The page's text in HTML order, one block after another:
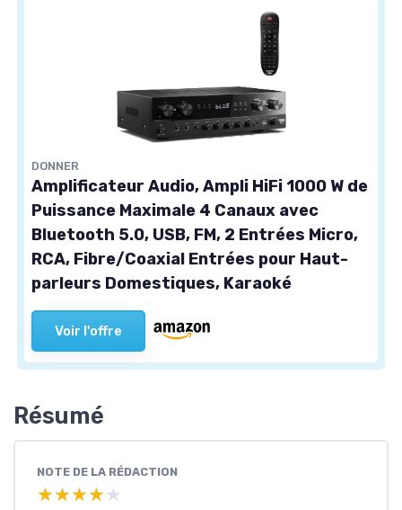
DONNER
Amplificateur Audio, Ampli HiFi 1000 W de
Puissance Maximale 4 Canaux avec
Bluetooth 5.0, USB, FM, 2 Entrées Micro,
RCA, Fibre/Coaxial Entrées pour Haut-
parleurs Domestiques, Karaoké
Voir l'offre
Résumé
NOTE DE LA RÉDACTION
★★★★★
★★★★★